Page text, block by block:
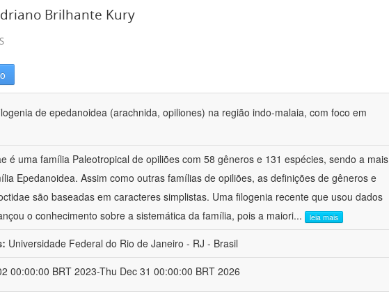
Brilhante Kury
de epedanoidea (arachnida, opiliones) na região indo-malaia, com foco em
é uma família Paleotropical de opiliões com 58 gêneros e 131 espécies, sendo a mais
Epedanoidea. Assim como outras famílias de opiliões, as definições de gêneros e
são baseadas em caracteres simplistas. Uma filogenia recente que usou dados
o conhecimento sobre a sistemática da família, pois a maiori... leia mais
Universidade Federal do Rio de Janeiro - RJ - Brasil
00:00:00 BRT 2023-Thu Dec 31 00:00:00 BRT 2026